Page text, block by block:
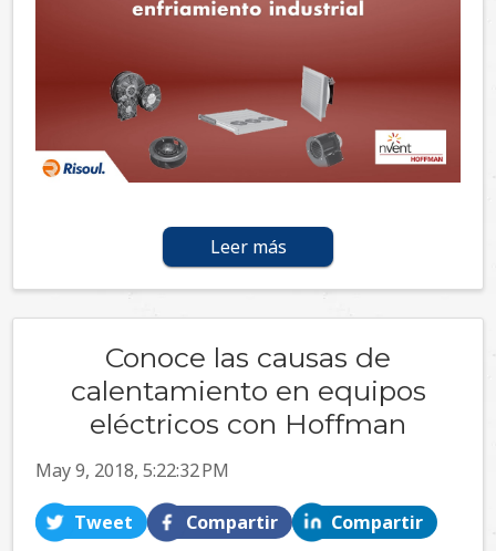
Leer más
Conoce las causas de
calentamiento en equipos
eléctricos con Hoffman
May 9, 2018, 5:22:32 PM
Tweet Compartir Compartir